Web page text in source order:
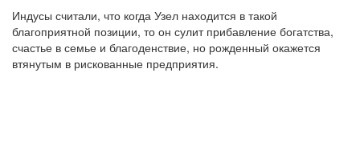
Индусы считали, что когда Узел находится в такой
благоприятной позиции, то он сулит прибавление богатства,
счастье в семье и благоденствие, но рожденный окажется
втянутым в рискованные предприятия.